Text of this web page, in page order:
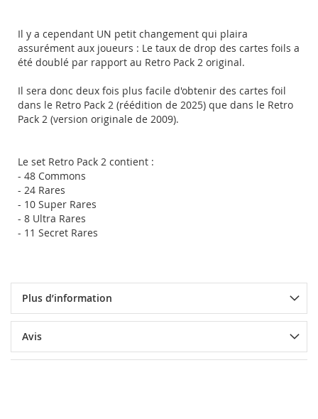
Il y a cependant UN petit changement qui plaira
assurément aux joueurs : Le taux de drop des cartes foils a
été doublé par rapport au Retro Pack 2 original.
Il sera donc deux fois plus facile d'obtenir des cartes foil
dans le Retro Pack 2 (réédition de 2025) que dans le Retro
Pack 2 (version originale de 2009).
Le set Retro Pack 2 contient :
- 48 Commons
- 24 Rares
- 10 Super Rares
- 8 Ultra Rares
- 11 Secret Rares
Plus d’information
Avis